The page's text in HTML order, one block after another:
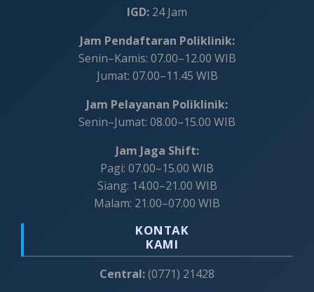
IGD: 24 Jam
Jam Pendaftaran Poliklinik:
Senin–Kamis: 07.00–12.00 WIB
Jumat: 07.00–11.45 WIB
Jam Pelayanan Poliklinik:
Senin–Jumat: 08.00–15.00 WIB
Jam Jaga Shift:
Pagi: 07.00–15.00 WIB
Siang: 14.00–21.00 WIB
Malam: 21.00–07.00 WIB
KONTAK
KAMI
Central:(0771) 21428